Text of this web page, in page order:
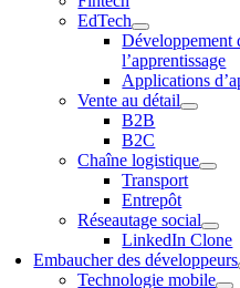
EdTech
Développement
l’apprentissage
Applications
Vente au détail
B2B
B2C
Chaîne logistique
Transport
Entrepôt
Réseautage social
LinkedIn Clone
Embaucher des développeurs
Technologie mobile